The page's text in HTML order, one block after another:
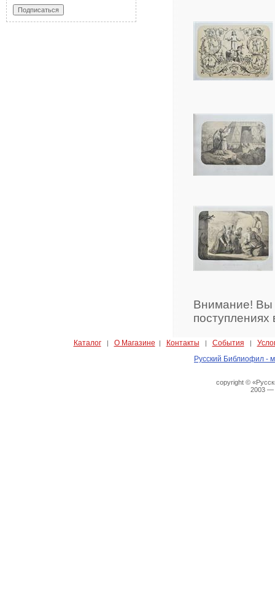
Внимание! Вы
Каталог| О Магазине | Контакты | События |
Русский Библиофил -
copyright ©
2003 —